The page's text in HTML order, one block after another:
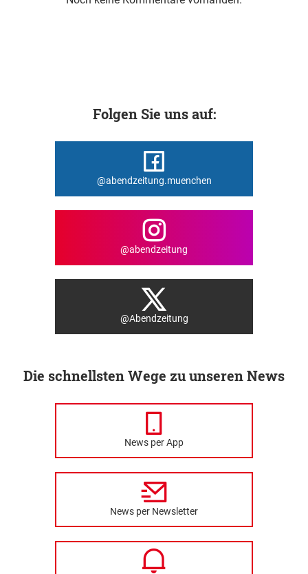
Folgen Sie uns auf:
@abendzeitung.muenchen
@abendzeitung
@Abendzeitung
Die schnellsten Wege zu unseren News
News per App
News per Newsletter